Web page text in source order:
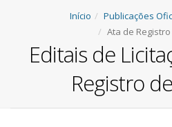
Início Publicações
Ata de
Editais de
Registro